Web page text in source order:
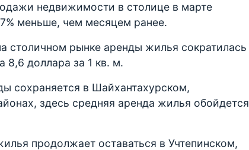
недвижимости в столице в марте
меньше, чем месяцем ранее.
столичном рынке аренды жилья сократилась
8,6 доллара за 1 кв. м.
сохраняется в Шайхантахурском,
здесь средняя аренда жилья обойдется
продолжает оставаться в Учтепинском,